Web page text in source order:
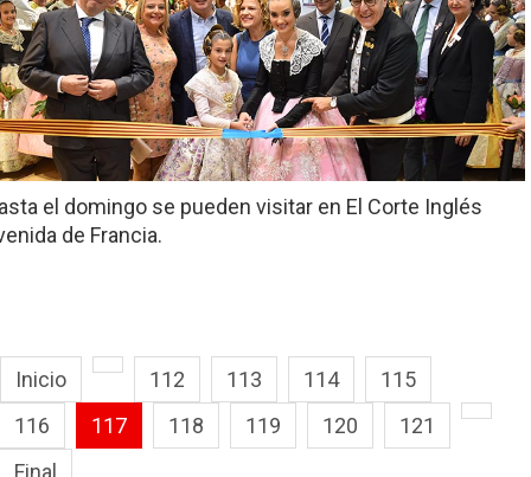
el domingo se pueden visitar en El Corte Inglés
de Francia.
Inicio 112 113 114
115
116
117 118 119 120
121
Final